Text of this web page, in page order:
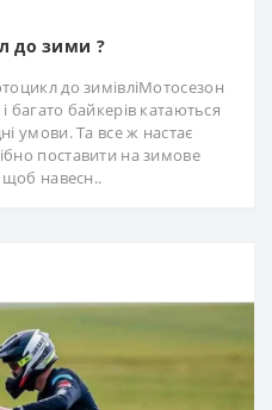
до зими ?
до зимівліМотосезон
багато байкерів катаються
умови. Та все ж настає
поставити на зимове
щоб навесн..